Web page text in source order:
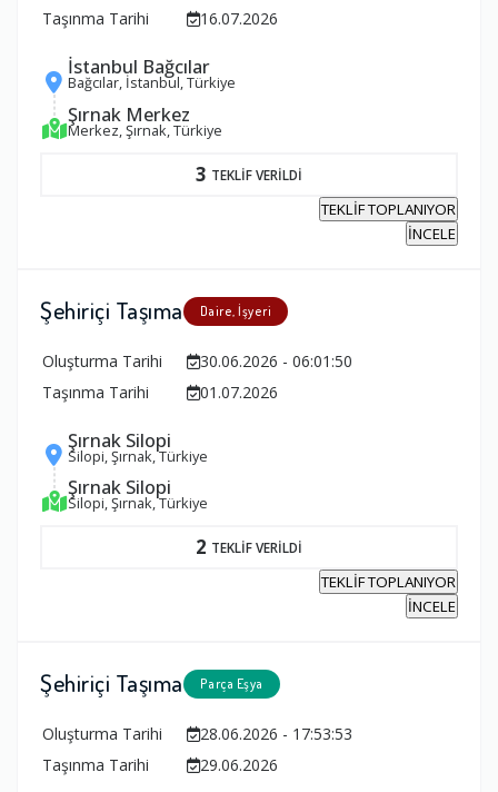
Taşınma Tarihi
16.07.2026
İstanbul Bağcılar
Bağcılar, İstanbul, Türkiye
Şırnak Merkez
Merkez, Şırnak, Türkiye
3 TEKLİF VERİLDİ
TEKLİF TOPLANIYOR
İNCELE
Şehiriçi Taşıma Daire, İşyeri
Oluşturma Tarihi
30.06.2026 - 06:01:50
Taşınma Tarihi
01.07.2026
Şırnak Silopi
Silopi, Şırnak, Türkiye
Şırnak Silopi
Silopi, Şırnak, Türkiye
2 TEKLİF VERİLDİ
TEKLİF TOPLANIYOR
İNCELE
Şehiriçi Taşıma Parça Eşya
Oluşturma Tarihi
28.06.2026 - 17:53:53
Taşınma Tarihi
29.06.2026